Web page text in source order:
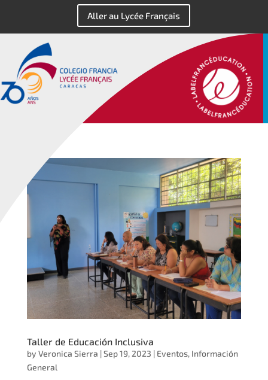
Aller au Lycée Français
Taller de Educación Inclusiva
by Veronica Sierra |Sep 19, 2023 | Eventos, Información
General